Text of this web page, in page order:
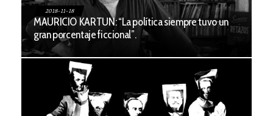
2018-11-18
MAURICIO KARTUN: “La política siempre tuvo un
gran porcentaje ficcional”.